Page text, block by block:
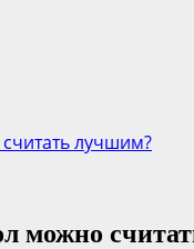
лучшим?
можно